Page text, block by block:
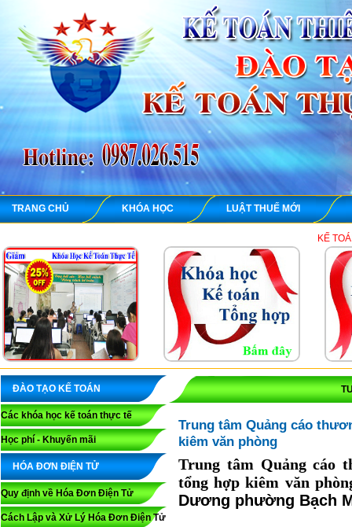
TRANG CHỦ KHÓA HỌC LUẬT THUẾ MỚI
KẾ TOÁN THIÊN
ĐÀO TẠO KẾ TOÁN
Các khóa học kế toán thực tế
Học phí - Khuyến mãi
HÓA ĐƠN ĐIỆN TỬ
Quy định về Hóa Đơn Điện Tử
Cách Lập và Xử Lý Hóa Đơn Điện Tử
Trung tâm Quảng cáo
kiêm văn phòng
Trung tâm Quảng cáo
tổng hợp kiêm văn
Dương phường Bạch